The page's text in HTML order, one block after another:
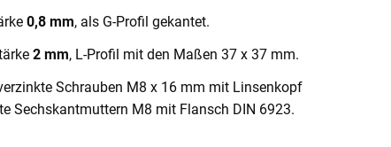
0,8 mm, als G-Profil gekantet.
2 mm, L-Profil mit den Maßen 37 x 37 mm.
Schrauben M8 x 16 mm mit Linsenkopf
Sechskantmuttern M8 mit Flansch DIN 6923.